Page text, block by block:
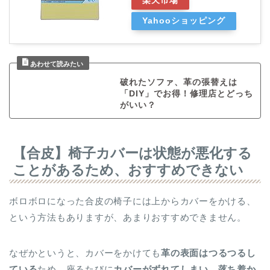
Yahooショッピング
破れたソファ、革の張替えは
「DIY」でお得！修理店とどっち
がいい？
【合皮】椅子カバーは状態が悪化する
ことがあるため、おすすめできない
ボロボロになった合皮の椅子には上からカバーをかける、
という方法もありますが、あまりおすすめできません。
なぜかというと、カバーをかけても革の表面はつるつるし